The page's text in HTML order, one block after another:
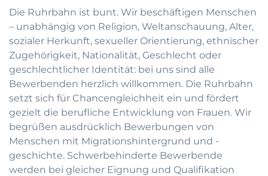
Die Ruhrbahn ist bunt. Wir beschäftigen Menschen
– unabhängig von Religion, Weltanschauung, Alter,
sozialer Herkunft, sexueller Orientierung, ethnischer
Zugehörigkeit, Nationalität, Geschlecht oder
geschlechtlicher Identität: bei uns sind alle
Bewerbenden herzlich willkommen. Die Ruhrbahn
setzt sich für Chancengleichheit ein und fördert
gezielt die berufliche Entwicklung von Frauen. Wir
begrüßen ausdrücklich Bewerbungen von
Menschen mit Migrationshintergrund und -
geschichte. Schwerbehinderte Bewerbende
werden bei gleicher Eignung und Qualifikation